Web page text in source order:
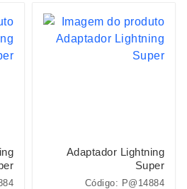
Adaptador Lightning
Super
Código: P@14884